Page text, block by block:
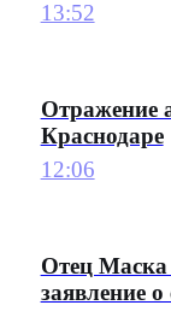
13:52
Отражение
Краснодаре
12:06
Отец Маска
заявление